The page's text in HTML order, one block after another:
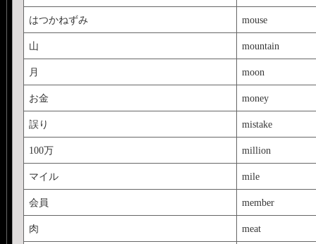
はつかねずみ mouse
山 mountain
月 moon
お金 money
誤り mistake
100万 million
マイル mile
会員 member
肉 meat